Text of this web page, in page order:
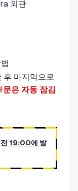
후 마지막으로
은 자동 잠김
전 19:00에 발